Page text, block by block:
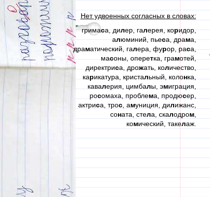
Нет удвоенных согласных в словах:
гримаса, дилер, галерея, коридор,
алюминий, пьеса, драма,
драматический, галера, фурор, раса,
масоны, оперетка, грамотей,
директриса, дрожать, количество,
карикатура, кристальный, колонка,
кавалерия, цимбалы, эмиграция,
росомаха, проблема, продюсер,
актриса, трос, амуниция, дилижанс,
соната, стела, скалодром,
комический, такелаж.